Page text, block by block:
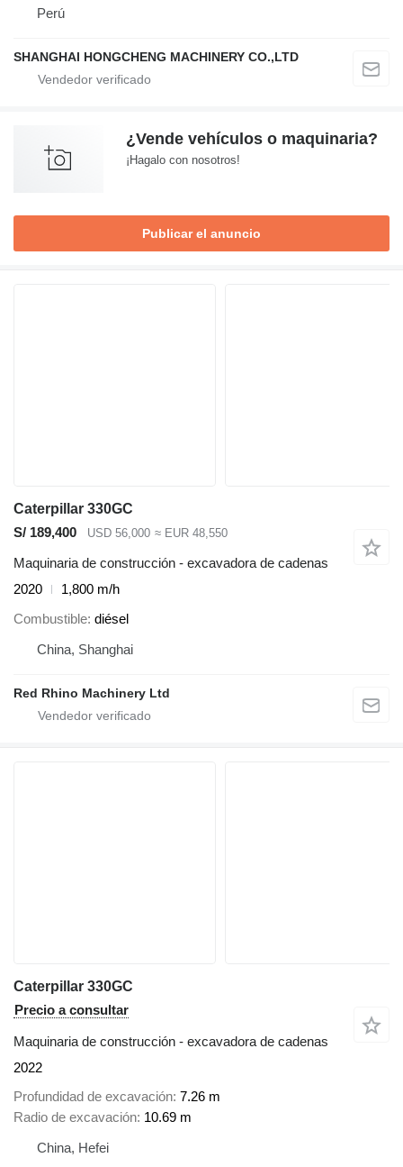
Perú
SHANGHAI HONGCHENG MACHINERY CO.,LTD
¿Vende vehículos o maquinaria?
¡Hagalo con nosotros!
Publicar el anuncio
Caterpillar 330GC
S/ 189,400
USD 56,000 ≈ EUR 48,550
Maquinaria de construcción - excavadora de cadenas
2020
1,800 m/h
Combustible diésel
China, Shanghai
Red Rhino Machinery Ltd
Caterpillar 330GC
Precio a consultar
Maquinaria de construcción - excavadora de cadenas
2022
Profundidad de excavación 7.26 m
Radio de excavación 10.69 m
China, Hefei